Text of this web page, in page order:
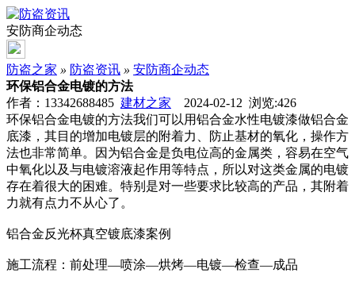
安防商企动态
防盗之家 » 防盗资讯 » 安防商企动态
环保铝合金电镀的方法
作者：13342688485 建材之家 2024-02-12 浏览:426
环保铝合金电镀的方法我们可以用铝合金水性电镀漆做铝合金
底漆，其目的增加电镀层的附着力、防止基材的氧化，操作方
法也非常简单。因为铝合金是负电位高的金属类，容易在空气
中氧化以及与电镀溶液起作用等特点，所以对这类金属的电镀
存在着很大的困难。特别是对一些要求比较高的产品，其附着
力就有点力不从心了。
铝合金反光杯真空镀底漆案例
施工流程：前处理—喷涂—烘烤—电镀—检查—成品